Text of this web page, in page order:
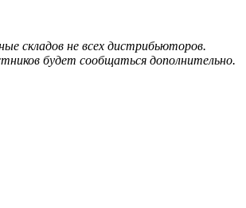
складов не всех дистрибьюторов.
будет сообщаться дополнительно.